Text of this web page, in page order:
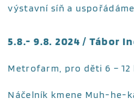
výstavní síň a
5.8.- 9.8. 2024 / Tábor
Metrofarm, pro děti 6 – 12
Náčelník kmene Muh-he-